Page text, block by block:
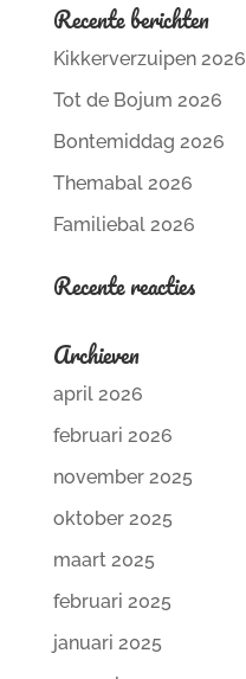
Recente berichten
Kikkerverzuipen 2026
Tot de Bojum 2026
Bontemiddag 2026
Themabal 2026
Familiebal 2026
Recente reacties
Archieven
april 2026
februari 2026
november 2025
oktober 2025
maart 2025
februari 2025
januari 2025